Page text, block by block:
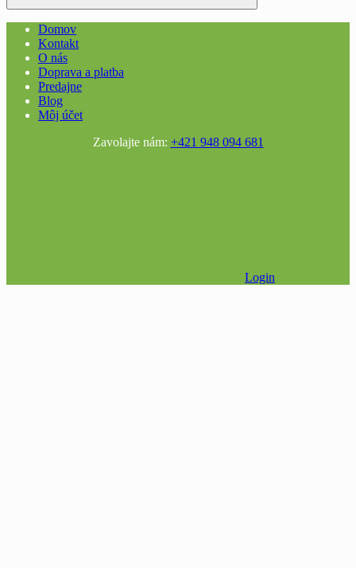
Domov
Kontakt
O nás
Doprava a platba
Predajne
Blog
Môj účet
Zavolajte nám: +421 948 094 681
Login